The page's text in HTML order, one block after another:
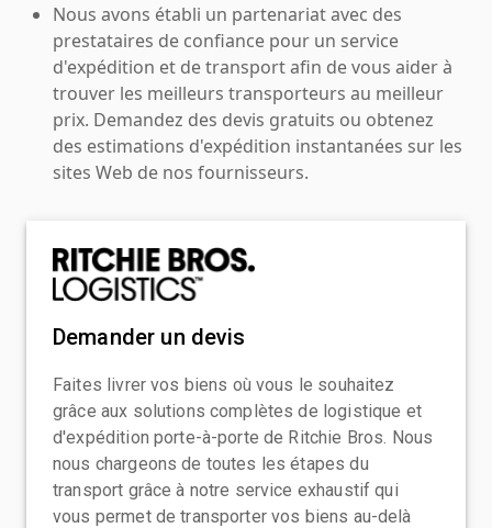
Nous avons établi un partenariat avec des
prestataires de confiance pour un service
d'expédition et de transport afin de vous aider à
trouver les meilleurs transporteurs au meilleur
prix. Demandez des devis gratuits ou obtenez
des estimations d'expédition instantanées sur les
sites Web de nos fournisseurs.
Demander un devis
Faites livrer vos biens où vous le souhaitez
grâce aux solutions complètes de logistique et
d'expédition porte-à-porte de Ritchie Bros. Nous
nous chargeons de toutes les étapes du
transport grâce à notre service exhaustif qui
vous permet de transporter vos biens au-delà